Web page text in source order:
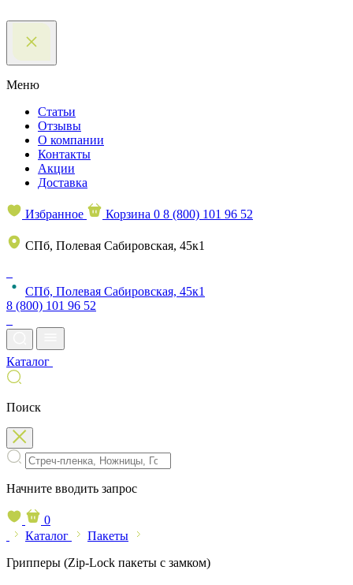
Меню
Статьи
Отзывы
О компании
Контакты
Акции
Доставка
Избранное Корзина 0 8 (800) 101 96 52
СПб, Полевая Сабировская, 45к1
СПб, Полевая Сабировская, 45к1
8 (800) 101 96 52
Каталог
Поиск
Начните вводить запрос
0
Каталог
Пакеты
Грипперы (Zip-Lock пакеты с замком)